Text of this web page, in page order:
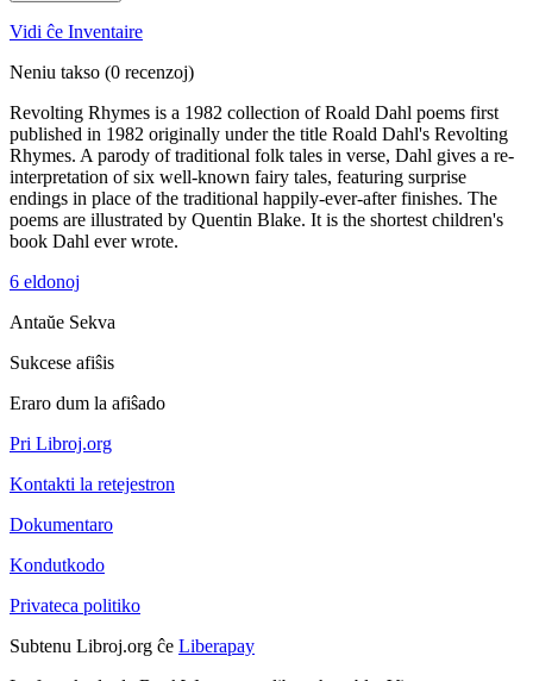
Vidi ĉe Inventaire
Neniu takso (0 recenzoj)
Revolting Rhymes is a 1982 collection of Roald Dahl poems first
published in 1982 originally under the title Roald Dahl's Revolting
Rhymes. A parody of traditional folk tales in verse, Dahl gives a re-
interpretation of six well-known fairy tales, featuring surprise
endings in place of the traditional happily-ever-after finishes. The
poems are illustrated by Quentin Blake. It is the shortest children's
book Dahl ever wrote.
6 eldonoj
Antaŭe Sekva
Sukcese afiŝis
Eraro dum la afiŝado
Pri Libroj.org
Kontakti la retejestron
Dokumentaro
Kondutkodo
Privateca politiko
Subtenu Libroj.org ĉe Liberapay